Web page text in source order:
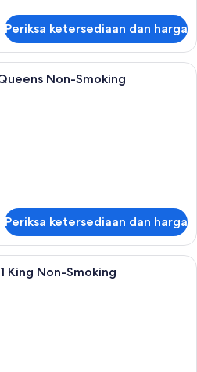
Periksa ketersediaan dan harga
Bantalan ekstra lembut, brankas,
Non-Smoking
Periksa ketersediaan dan harga
Bantalan ekstra lembut, brankas,
King Non-Smoking